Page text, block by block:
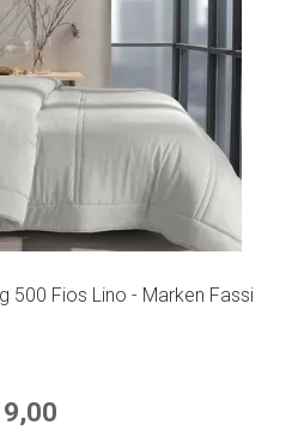
500 Fios Lino - Marken Fassi